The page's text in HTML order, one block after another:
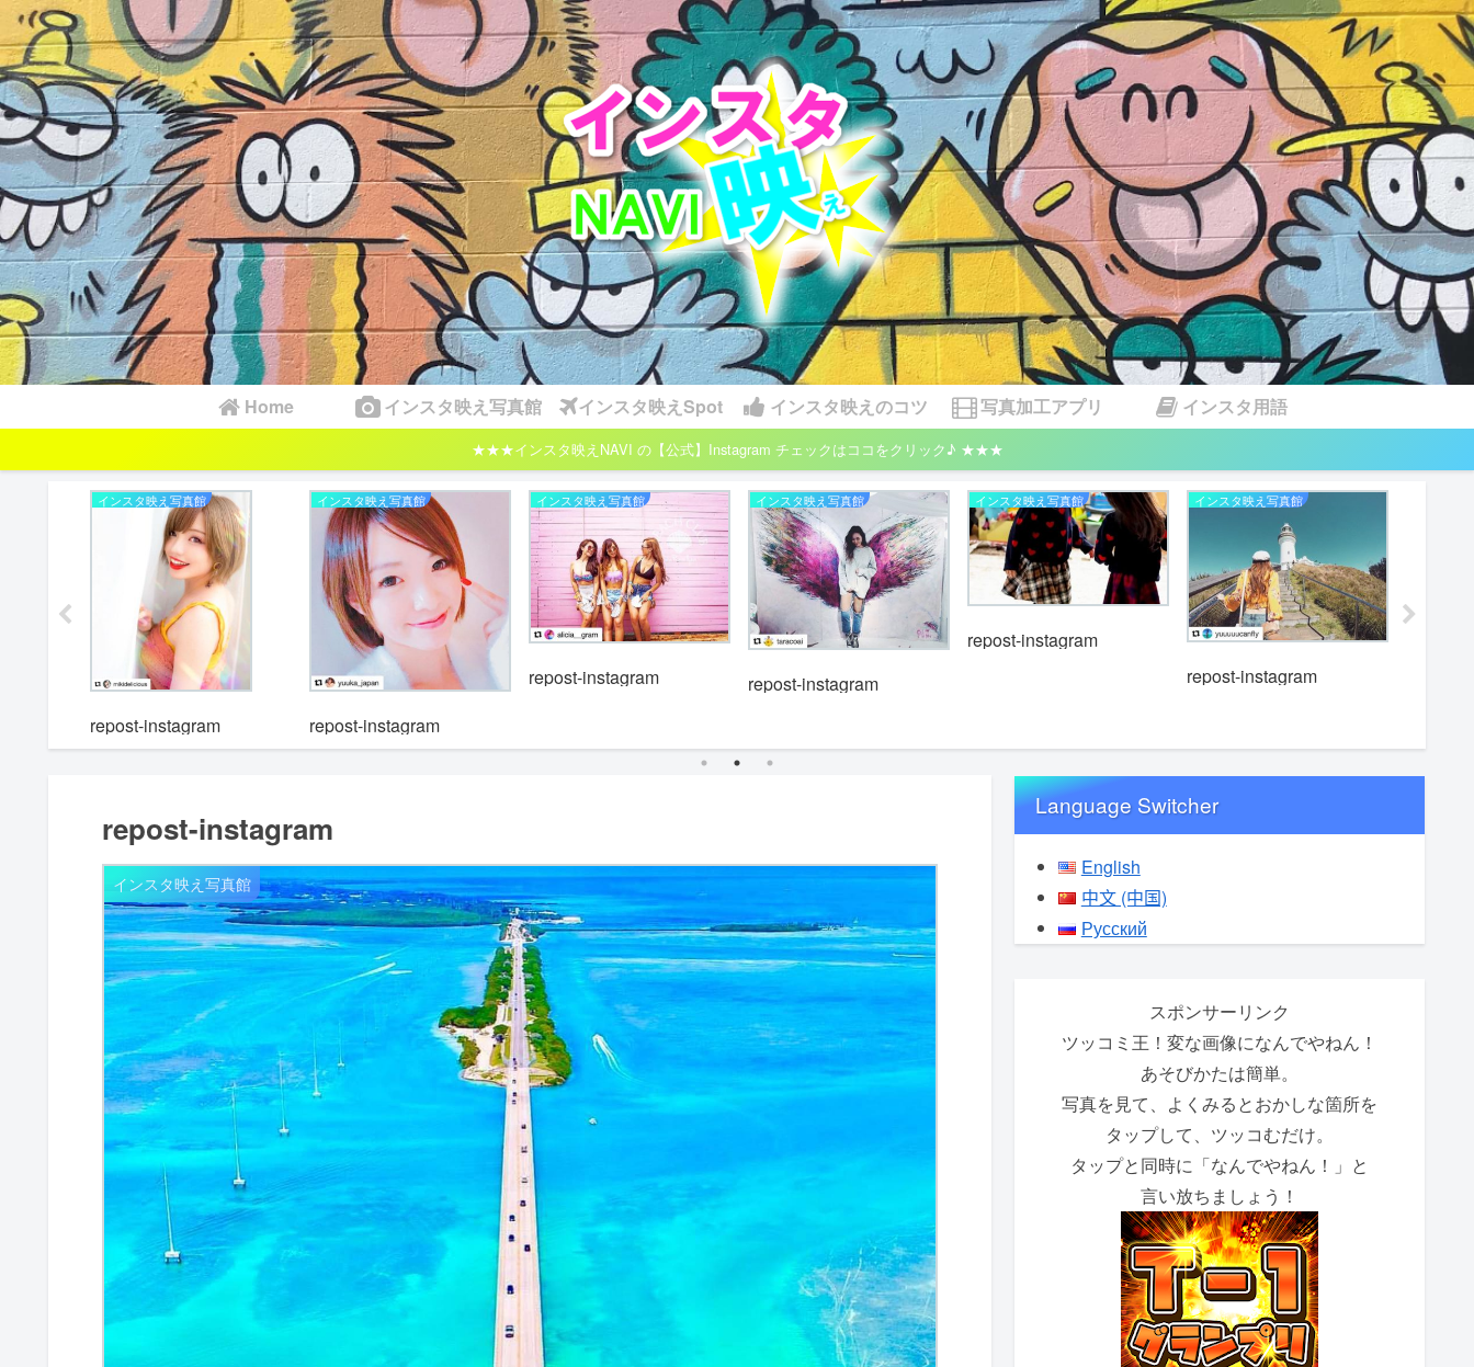
Home インスタ映え写真館 インスタ映えSpot インスタ映えのコツ 写真加工アプリ インスタ用語
★★★インスタ映えNAVI の【公式】Instagram チェックはココをクリック♪ ★★★
インスタ映え写真館
repost-instagram
インスタ映え写真館
repost-instagram
インスタ映え写真館
repost-instagram
インスタ映え写真館
repost-instagram
インスタ映え写真館
repost-instagram
インスタ映え写真館
repost-instagram
repost-instagram
インスタ映え写真館
Language Switcher
English
中文 (中国)
Русский
スポンサーリンク
ツッコミ王！変な画像になんでやねん！
あそびかたは簡単。
写真を見て、よくみるとおかしな箇所を
タップして、ツッコむだけ。
タップと同時に「なんでやねん！」と
言い放ちましょう！